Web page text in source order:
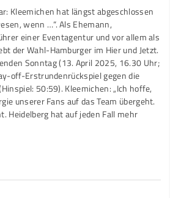
Kleemichen hat längst abgeschlossen
wenn …“. Als Ehemann,
einer Eventagentur und vor allem als
der Wahl-Hamburger im Hier und Jetzt.
Sonntag (13. April 2025, 16.30 Uhr;
off-Erstrundenrückspiel gegen die
50:59). Kleemichen: „Ich hoffe,
unserer Fans auf das Team übergeht.
Heidelberg hat auf jeden Fall mehr